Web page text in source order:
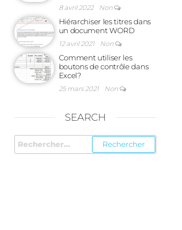
8 avril 2022 Non
Hiérarchiser les titres dans
un document WORD
12 avril 2021 Non
Comment utiliser les
boutons de contrôle dans
Excel?
25 mars 2021 Non
SEARCH